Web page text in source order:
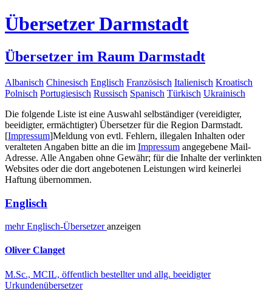
Übersetzer Darmstadt
Übersetzer im Raum Darmstadt
Albanisch Chinesisch Englisch Französisch Italienisch Kroatisch
Polnisch Portugiesisch Russisch Spanisch Türkisch Ukrainisch
Die folgende Liste ist eine Auswahl selbständiger (vereidigter,
beeidigter, ermächtigter) Übersetzer für die Region Darmstadt.
[Impressum]Meldung von evtl. Fehlern, illegalen Inhalten oder
veralteten Angaben bitte an die im Impressum angegebene Mail-
Adresse. Alle Angaben ohne Gewähr; für die Inhalte der verlinkten
Websites oder die dort angebotenen Leistungen wird keinerlei
Haftung übernommen.
Englisch
mehrEnglisch-Übersetzeranzeigen
Oliver Clanget
M.Sc., MCIL, öffentlich bestellter und allg. beeidigter
Urkundenübersetzer